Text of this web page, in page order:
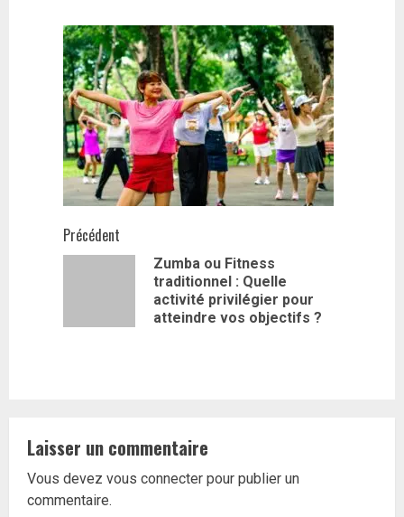
Navigation
d’article
Précédent
Zumba ou Fitness
traditionnel : Quelle
activité privilégier pour
atteindre vos objectifs ?
Laisser un commentaire
Vous devez vous connecter pour publier un
commentaire.